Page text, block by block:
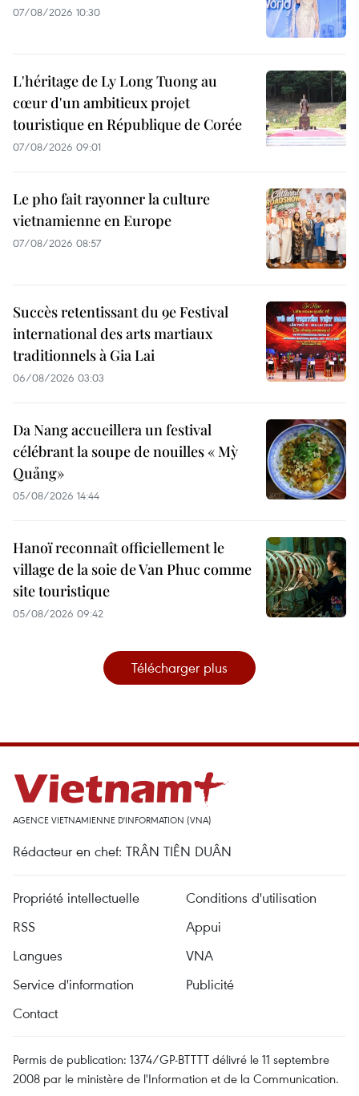
07/08/2026 10:30
L'héritage de Ly Long Tuong au
cœur d'un ambitieux projet
touristique en République de Corée
07/08/2026 09:01
Le pho fait rayonner la culture
vietnamienne en Europe
07/08/2026 08:57
Succès retentissant du 9e Festival
international des arts martiaux
traditionnels à Gia Lai
06/08/2026 03:03
Da Nang accueillera un festival
célébrant la soupe de nouilles « Mỳ
Quảng»
05/08/2026 14:44
Hanoï reconnaît officiellement le
village de la soie de Van Phuc comme
site touristique
05/08/2026 09:42
Télécharger plus
AGENCE VIETNAMIENNE D'INFORMATION (VNA)
Rédacteur en chef: TRÂN TIÊN DUÂN
Propriété intellectuelle
Conditions d'utilisation
RSS
Appui
Langues
VNA
Service d'information
Publicité
Contact
Permis de publication: 1374/GP-BTTTT délivré le 11 septembre
2008 par le ministère de l'Information et de la Communication.